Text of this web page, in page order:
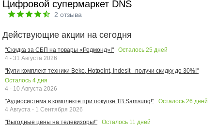
Цифровой супермаркет DNS
2 отзыва
Действующие акции на сегодня
"Скидка за СБП на товары «Редмонд»!" Осталось 25 дней
4 - 31 Августа 2026
"Купи комплект техники Beko, Hotpoint, Indesit - получи скидку до 30%!"
Осталось 4 дня
4 - 10 Августа 2026
"Аудиосистема в комплекте при покупке ТВ Samsung!"
Осталось 26 дней
4 Августа - 1 Сентября 2026
"Выгодные цены на телевизоры!"
Осталось 11 дней